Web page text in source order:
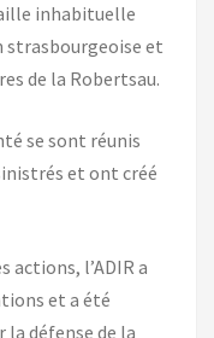
inhabituelle
strasbourgeoise et
de la Robertsau.
se sont réunis
et ont créé
actions, l’ADIR a
et a été
défense de la